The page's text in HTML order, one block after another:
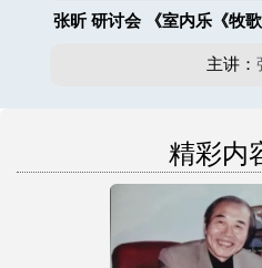
张昕 研讨会 《室内乐《牧
主讲：
精彩内